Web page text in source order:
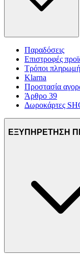
Παραδόσεις
Επιστροφές
Τρόποι
Klarna
Προστασία
Άρθρο 39
Δωροκάρτες
ΕΞΥΠΗΡΕΤΗΣΗ